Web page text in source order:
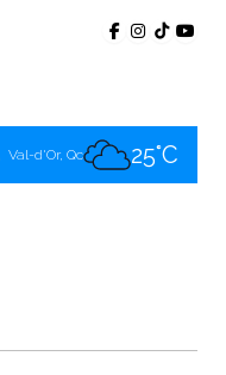
Val-d'Or, Qc 25°C